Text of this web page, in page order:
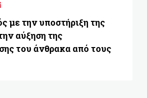
με την υποστήριξη της
αύξηση της
του άνθρακα από τους